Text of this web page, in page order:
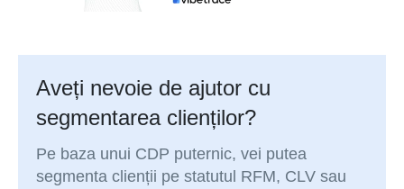
Aveți nevoie de ajutor cu
segmentarea clienților?
Pe baza unui CDP puternic, vei putea
segmenta clienții pe statutul RFM, CLV sau